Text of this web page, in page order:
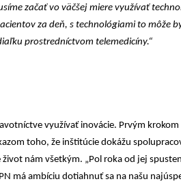
začať vo väčšej miere využívať
za deň, s technológiami to môže
prostredníctvom telemedicíny.“
využívať inovácie. Prvým
toho, že inštitúcie dokážu
nám všetkým. „Pol roka od jej
má ambíciu dotiahnuť sa na našu